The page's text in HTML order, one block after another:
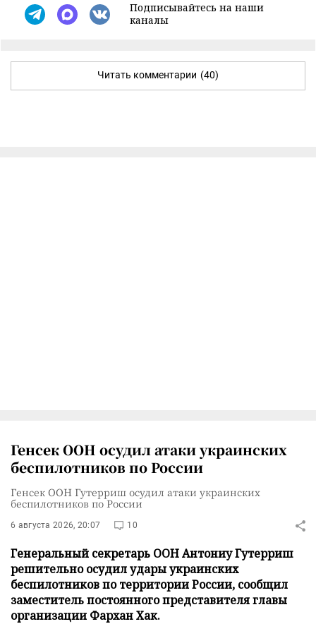
Подписывайтесь на наши
каналы
Читать комментарии (40)
Генсек ООН осудил атаки украинских
беспилотников по России
Генсек ООН Гутерриш осудил атаки украинских
беспилотников по России
6 августа 2026, 20:07 10
Генеральный секретарь ООН Антониу Гутерриш
решительно осудил удары украинских
беспилотников по территории России, сообщил
заместитель постоянного представителя главы
организации Фархан Хак.